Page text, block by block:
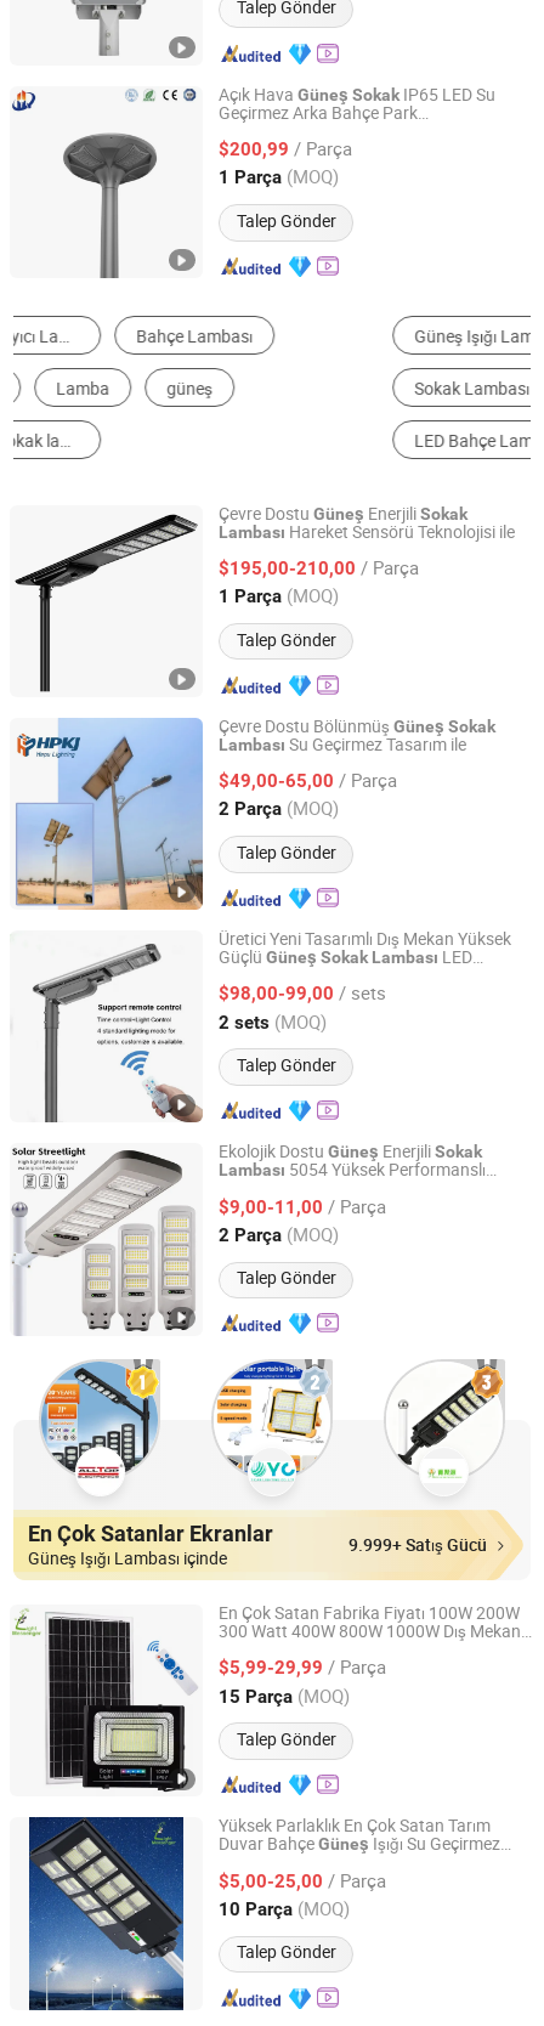
Talep Gönder
Açık Hava Güneş SokakIP65 LED Su
Geçirmez Arka Bahçe Park
Işıkları Işık Lamba
$200,99 / Parça
1 Parça (MOQ)
Talep Gönder
Jiangsu Xuyida Construction Engineering Co., Ltd
Jiangsu, China Fiyat 2023
Güneş Işığı Lambası LED Sokak Lambası
Sokak Lambası Işık Direği LED Projektör
LED Bahçe Lambası
Çevre Dostu Güneş EnerjiliSokak
Lambası Hareket Sensörü Teknolojisi ile
$195,00-210,00 / Parça
1 Parça (MOQ)
Talep Gönder
Huizhou Greenbast Hardware Electronic Co., Ltd.
Guangdong, China Fiyat 2026
Çevre Dostu Bölünmüş Güneş Sokak
Lambası Su Geçirmez Tasarım ile
$49,00-65,00 / Parça
2 Parça (MOQ)
Talep Gönder
Nanjing Hope Solar Co., Ltd
Jiangsu, China Fiyat 2024
Üretici Yeni Tasarımlı Dış Mekan Yüksek
Güçlü Güneş Sokak Lambası LED
$98,00-99,00 / sets
2 sets (MOQ)
Talep Gönder
Shenzhen Beatles Energy Technology Co., Ltd.
Guangdong, China Fiyat 2025
Ekolojik Dostu Güneş EnerjiliSokak
Lambası 5054 Yüksek Performanslı
$9,00-11,00 / Parça
2 Parça (MOQ)
Talep Gönder
Zhongshan Aoxing Photoelectric Technology Co., Ltd.
Guangdong, China Fiyat 2025
En Çok Satanlar Ekranlar
Güneş Işığı Lambası içinde
9.999+ Satış Gücü
En Çok Satan Fabrika Fiyatı 100W 200W
300 Watt 400W 800W 1000W Dış Mekan
GüneşEnerjili Sel Işığı Dış Mekan LED
Güneş Lambası
$5,99-29,99 / Parça
15 Parça (MOQ)
Talep Gönder
Guangzhou Light Messenger Technology Application Co.,
Guangdong, China Fiyat 2023
Yüksek Parlaklık En Çok Satan Tarım
Duvar BahçeGüneş Işığı Su Geçirmez
Tasarruflu LambaGüneş
Dış MekanGüneş
$5,00-25,00 / Parça
10 Parça (MOQ)
Talep Gönder
Guangzhou Light Messenger Technology Application Co.,
Ltd
Guangdong, China